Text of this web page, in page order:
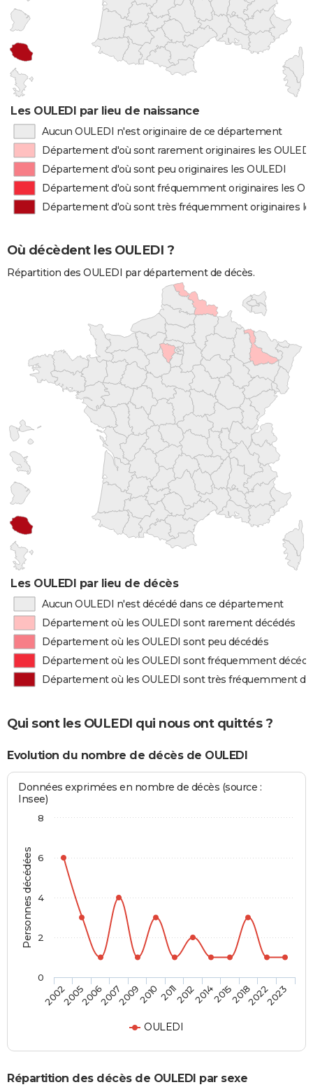
Les OULEDI par lieu de naissance
Aucun OULEDI n'est originaire de ce département
Département d'où sont rarement originaires les OULEDI
Département d'où sont peu originaires les OULEDI
Département d'où sont fréquemment originaires les
Département d'où sont très fréquemment originaires
Où décèdent les OULEDI ?
Répartition des OULEDI par département de décès.
Les OULEDI par lieu de décès
Aucun OULEDI n'est décédé dans ce département
Département où les OULEDI sont rarement décédés
Département où les OULEDI sont peu décédés
Département où les OULEDI sont fréquemment
Département où les OULEDI sont très fréquemment
Qui sont les OULEDI qui nous ont quittés ?
Evolution du nombre de décès de OULEDI
Personnes décédées
Données exprimées en nombre de décès (source :
Insee)
OULEDI
200220052006200720092010 2011201220142015201820222023
0
2
4
6
8
Répartition des décès de OULEDI par sexe